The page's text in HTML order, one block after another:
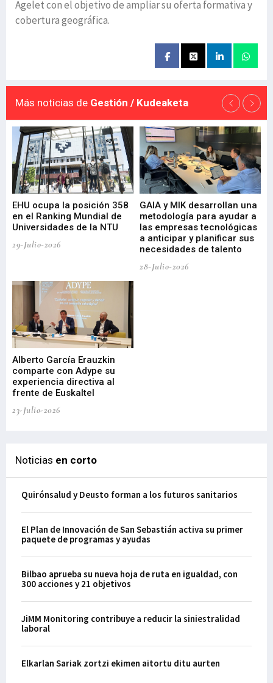
Agelet con el objetivo de ampliar su oferta formativa y
cobertura geográfica.
Más noticias de Gestión / Kudeaketa
EHU ocupa la posición 358
en el Ranking Mundial de
Universidades de la NTU
29-Julio-2026
GAIA y MIK desarrollan una
metodología para ayudar a
las empresas tecnológicas
a anticipar y planificar sus
necesidades de talento
28-Julio-2026
Alberto García Erauzkin
comparte con Adype su
experiencia directiva al
frente de Euskaltel
23-Julio-2026
Noticias en corto
Quirónsalud y Deusto forman a los futuros sanitarios
El Plan de Innovación de San Sebastián activa su primer
paquete de programas y ayudas
Bilbao aprueba su nueva hoja de ruta en igualdad, con
300 acciones y 21 objetivos
JiMM Monitoring contribuye a reducir la siniestralidad
laboral
Elkarlan Sariak zortzi ekimen aitortu ditu aurten